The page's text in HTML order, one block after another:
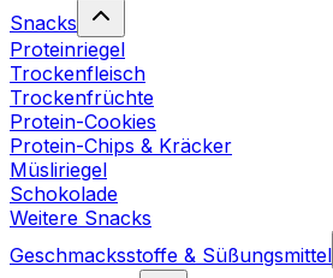
Snacks
Proteinriegel
Trockenfleisch
Trockenfrüchte
Protein-Cookies
Protein-Chips & Kräcker
Müsliriegel
Schokolade
Weitere Snacks
Geschmacksstoffe & Süßungsmittel